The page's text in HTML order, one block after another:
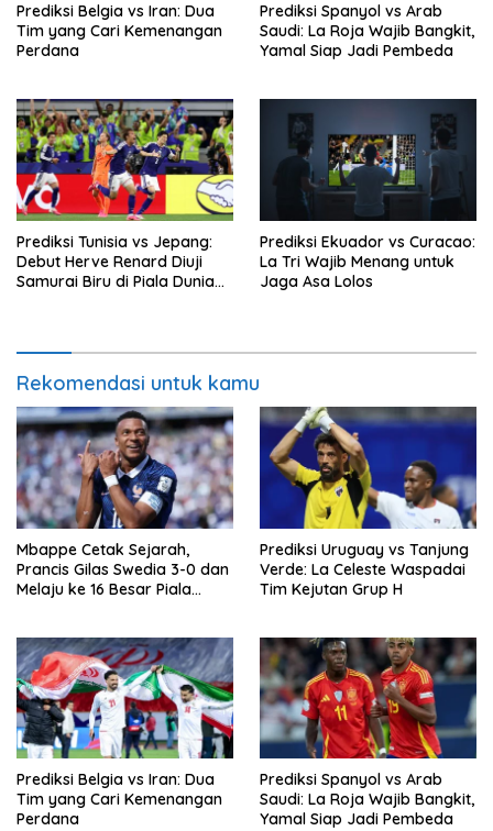
Prediksi Belgia vs Iran: Dua
Tim yang Cari Kemenangan
Perdana
Prediksi Spanyol vs Arab
Saudi: La Roja Wajib Bangkit,
Yamal Siap Jadi Pembeda
Prediksi Tunisia vs Jepang:
Debut Herve Renard Diuji
Samurai Biru di Piala Dunia
Prediksi Ekuador vs Curacao:
La Tri Wajib Menang untuk
Jaga Asa Lolos
Rekomendasi untuk kamu
Mbappe Cetak Sejarah,
Prancis Gilas Swedia 3-0 dan
Melaju ke 16 Besar Piala
Prediksi Uruguay vs Tanjung
Verde: La Celeste Waspadai
Tim Kejutan Grup H
Prediksi Belgia vs Iran: Dua
Tim yang Cari Kemenangan
Perdana
Prediksi Spanyol vs Arab
Saudi: La Roja Wajib Bangkit,
Yamal Siap Jadi Pembeda